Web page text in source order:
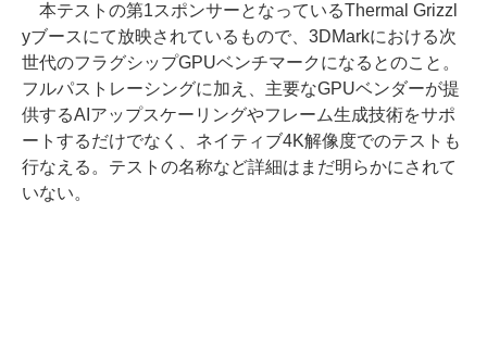
本テストの第1スポンサーとなっているThermal Grizzl
yブースにて放映されているもので、3DMarkにおける次
世代のフラグシップGPUベンチマークになるとのこと。
フルパストレーシングに加え、主要なGPUベンダーが提
供するAIアップスケーリングやフレーム生成技術をサポ
ートするだけでなく、ネイティブ4K解像度でのテストも
行なえる。テストの名称など詳細はまだ明らかにされて
いない。